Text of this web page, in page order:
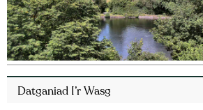
Datganiad I’r Wasg